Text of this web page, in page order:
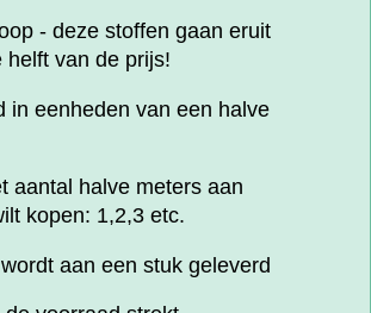
- deze stoffen gaan eruit
helft van de prijs!
in eenheden van een halve
aantal halve meters aan
kopen: 1,2,3 etc.
aan een stuk geleverd